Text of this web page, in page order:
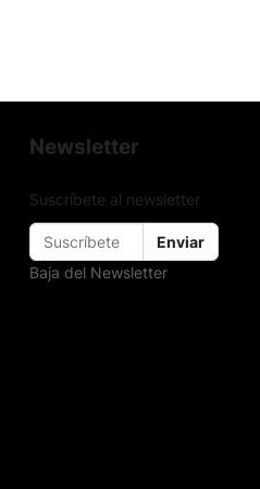
Newsletter
Suscríbete al newsletter
Enviar
Baja del Newsletter